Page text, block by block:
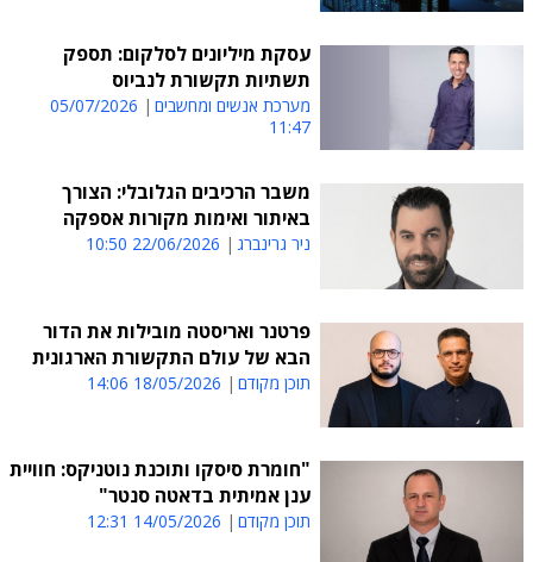
עסקת מיליונים לסלקום: תספק
תשתיות תקשורת לנביוס
מערכת אנשים ומחשבים
05/07/2026
11:47
משבר הרכיבים הגלובלי: הצורך
באיתור ואימות מקורות אספקה
ניר גרינברג 22/06/2026 10:50
פרטנר ואריסטה מובילות את הדור
הבא של עולם התקשורת הארגונית
תוכן מקודם 18/05/2026 14:06
"חומרת סיסקו ותוכנת נוטניקס: חוויית
ענן אמיתית בדאטה סנטר"
תוכן מקודם 14/05/2026 12:31